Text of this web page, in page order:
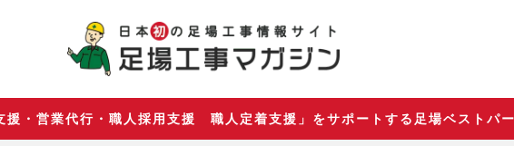
・営業代行・職人採用支援 職人定着支援」をサポートする足場ベストパ